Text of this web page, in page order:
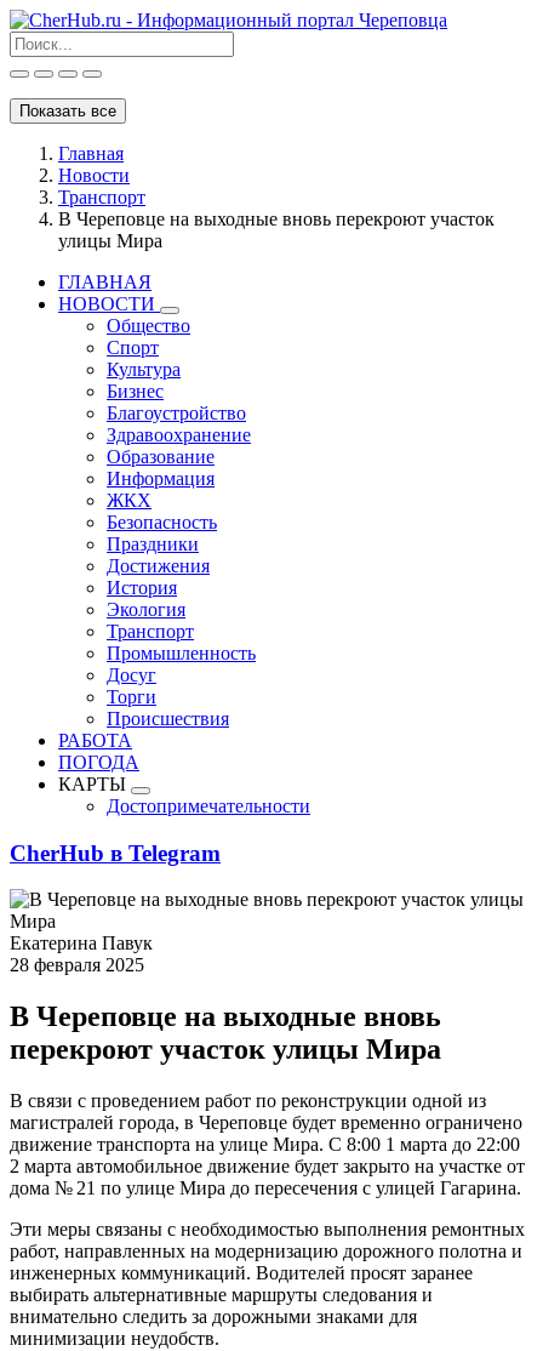
Показать все
Главная
Новости
Транспорт
В Череповце на выходные вновь перекроют участок
улицы Мира
ГЛАВНАЯ
НОВОСТИ
Общество
Спорт
Культура
Бизнес
Благоустройство
Здравоохранение
Образование
Информация
ЖКХ
Безопасность
Праздники
Достижения
История
Экология
Транспорт
Промышленность
Досуг
Торги
Происшествия
РАБОТА
ПОГОДА
КАРТЫ
Достопримечательности
CherHub в Telegram
Екатерина Павук
28 февраля 2025
В Череповце на выходные вновь
перекроют участок улицы Мира
В связи с проведением работ по реконструкции одной из
магистралей города, в Череповце будет временно ограничено
движение транспорта на улице Мира. С 8:00 1 марта до 22:00
2 марта автомобильное движение будет закрыто на участке от
дома № 21 по улице Мира до пересечения с улицей Гагарина.
Эти меры связаны с необходимостью выполнения ремонтных
работ, направленных на модернизацию дорожного полотна и
инженерных коммуникаций. Водителей просят заранее
выбирать альтернативные маршруты следования и
внимательно следить за дорожными знаками для
минимизации неудобств.